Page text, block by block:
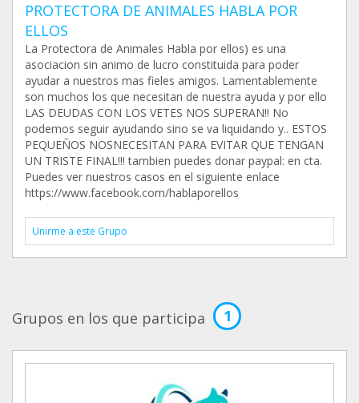
PROTECTORA DE ANIMALES HABLA POR
ELLOS
La Protectora de Animales Habla por ellos) es una
asociacion sin animo de lucro constituida para poder
ayudar a nuestros mas fieles amigos. Lamentablemente
son muchos los que necesitan de nuestra ayuda y por ello
LAS DEUDAS CON LOS VETES NOS SUPERAN!! No
podemos seguir ayudando sino se va liquidando y.. ESTOS
PEQUEÑOS NOSNECESITAN PARA EVITAR QUE TENGAN
UN TRISTE FINAL!!! tambien puedes donar paypal: en cta.
Puedes ver nuestros casos en el siguiente enlace
https://www.facebook.com/hablaporellos
Unirme a este Grupo
Grupos en los que participa 1